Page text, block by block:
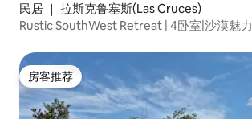
民居 ｜ 拉斯克鲁塞斯(Las Cruces)
Rustic SouthWest Retreat | 4卧室|沙漠魅力
房客推荐
房客推荐